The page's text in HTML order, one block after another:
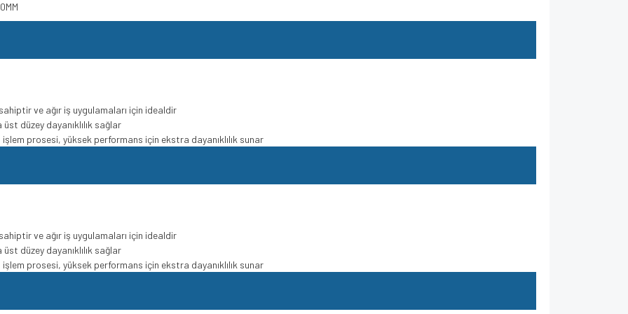
ve ağır iş uygulamaları için idealdir
düzey dayanıklılık sağlar
prosesi, yüksek performans için ekstra dayanıklılık sunar
ve ağır iş uygulamaları için idealdir
düzey dayanıklılık sağlar
prosesi, yüksek performans için ekstra dayanıklılık sunar